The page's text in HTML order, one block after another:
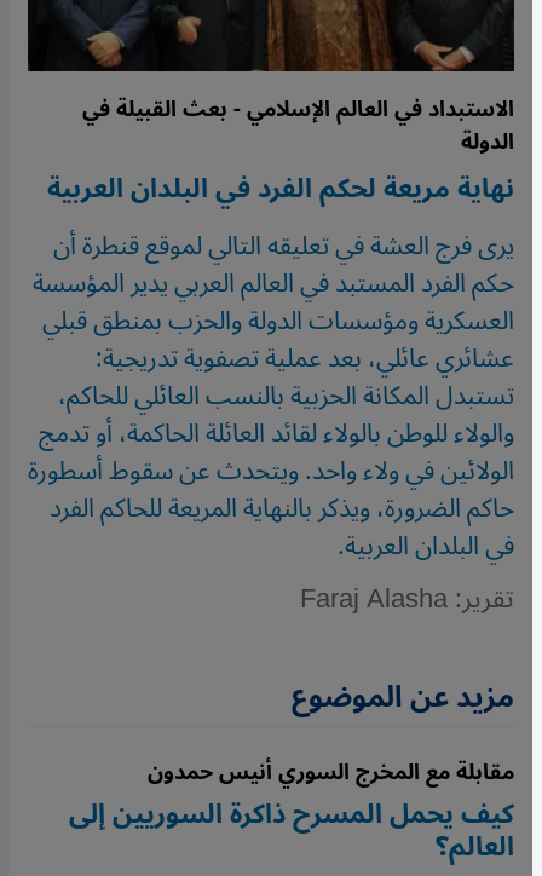
الاستبداد في العالم الإسلامي - بعث القبيلة في
الدولة
نهاية مريعة لحكم الفرد في البلدان العربية
يرى فرج العشة في تعليقه التالي لموقع قنطرة أن
حكم الفرد المستبد في العالم العربي يدير المؤسسة
العسكرية ومؤسسات الدولة والحزب بمنطق قبلي
عشائري عائلي، بعد عملية تصفوية تدريجية:
تستبدل المكانة الحزبية بالنسب العائلي للحاكم،
والولاء للوطن بالولاء لقائد العائلة الحاكمة، أو تدمج
الولائين في ولاء واحد. ويتحدث عن سقوط أسطورة
حاكم الضرورة، ويذكر بالنهاية المريعة للحاكم الفرد
في البلدان العربية.
تقرير: Faraj Alasha
مزيد عن الموضوع
مقابلة مع المخرج السوري أنيس حمدون
كيف يحمل المسرح ذاكرة السوريين إلى
العالم؟